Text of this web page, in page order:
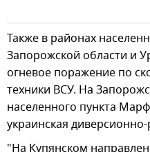
Также в районах
Запорожской области и
огневое поражение по
техники ВСУ. На
населенного пункта
украинская
"На Купянском